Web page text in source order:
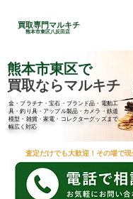
買取専門マルキチ
熊本市東区八反田店
熊本市東区で
買取ならマルキチ
金・プラチナ・宝石・ブランド品・電動工
具・釣り具・アップル製品・カメラ・鉄道
模型・雑貨・家電・コレクターグッズまで
幅広く対応
査定だけでも大歓迎！その場で現